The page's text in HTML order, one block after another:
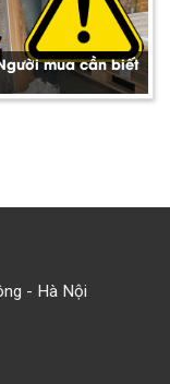
mua cần biết
- Hà Nội